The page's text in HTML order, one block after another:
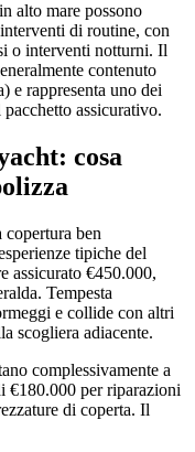
alto mare possono
di routine, con
o interventi notturni. Il
contenuto
e rappresenta uno dei
assicurativo.
cosa
copertura ben
tipiche del
assicurato €450.000,
Tempesta
e collide con altri
scogliera adiacente.
complessivamente a
€180.000 per riparazioni
di coperta. Il